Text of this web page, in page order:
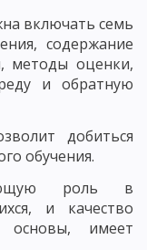
включать семь
содержание
методы оценки,
и обратную
добиться
обучения.
роль в
и качество
имеет